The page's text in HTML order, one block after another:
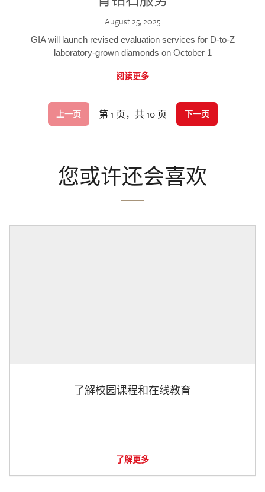
August 25, 2025
GIA will launch revised evaluation services for D-to-Z
laboratory-grown diamonds on October 1
阅读更多
上一页 第 1 页，共 10 页 下一页
您或许还会喜欢
了解校园课程和在线教育
了解更多